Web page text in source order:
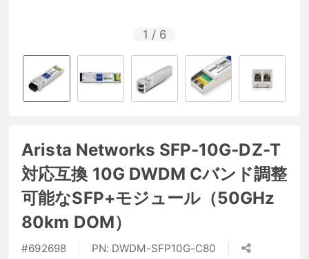
1 / 6
Arista Networks SFP-10G-DZ-T
対応互換 10G DWDM Cバンド調整
可能なSFP+モジュール（50GHz
80km DOM）
#692698 PN: DWDM-SFP10G-C80